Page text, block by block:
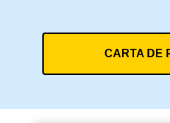
CARTA DE